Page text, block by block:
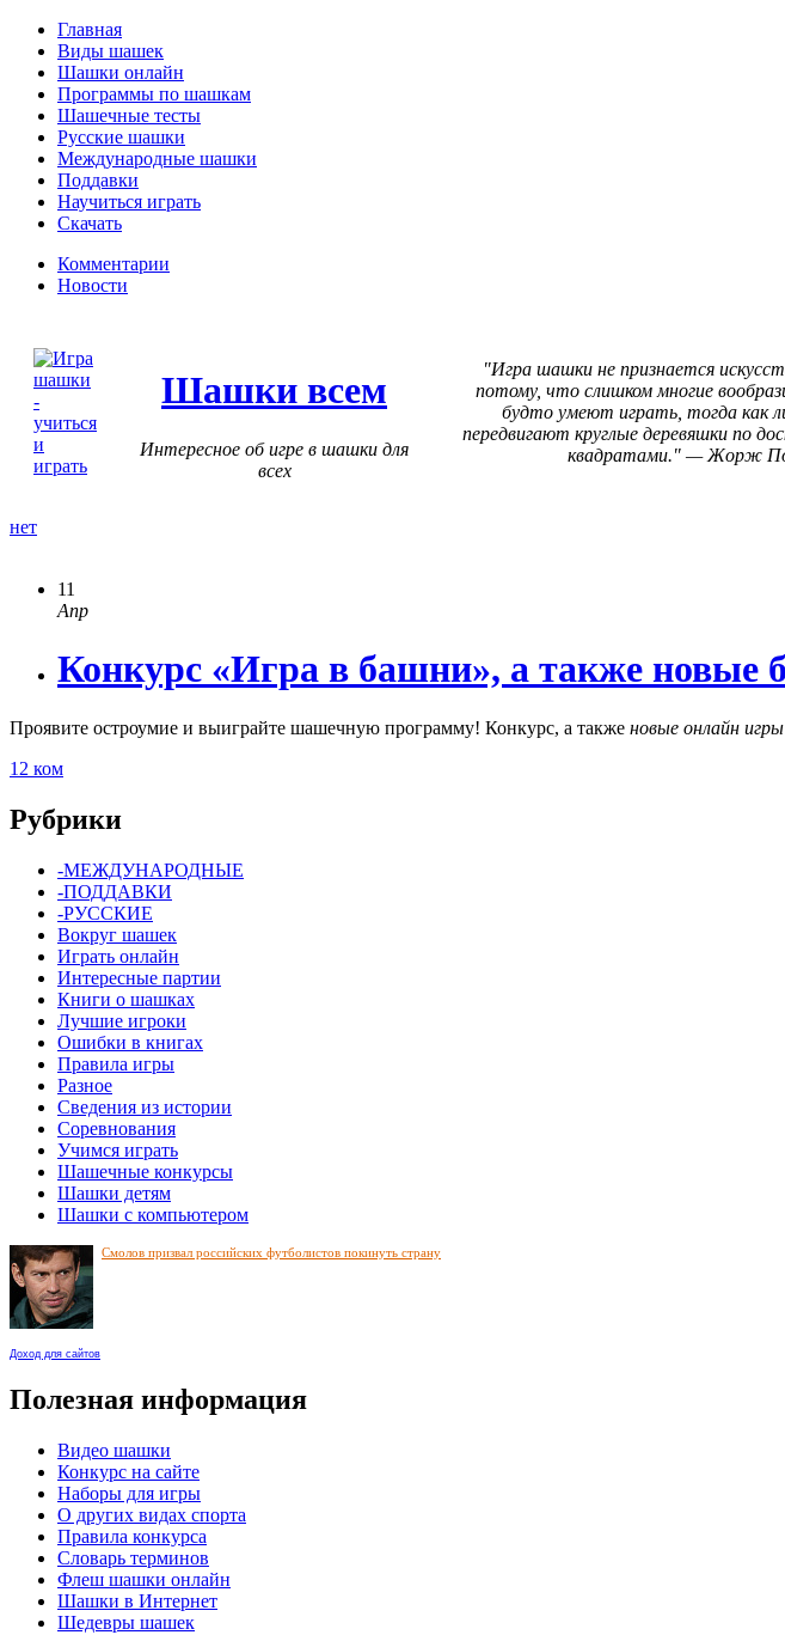
Главная
Виды шашек
Шашки онлайн
Программы по шашкам
Шашечные тесты
Русские шашки
Международные шашки
Поддавки
Научиться играть
Скачать
Комментарии
Новости
Шашки всем
Интересное об игре в шашки для
всех
Игра шашки не признается
потому, что слишком многие
будто умеют играть, тогда как
передвигают круглые деревяшки по
квадратами.
— Жорж
нет
11
Апр
Конкурс «Игра в башни», а также новые
Проявите остроумие и выиграйте шашечную программу! Конкурс, а также новые онлайн
12 ком
Рубрики
-МЕЖДУНАРОДНЫЕ
-ПОДДАВКИ
-РУССКИЕ
Вокруг шашек
Играть онлайн
Интересные партии
Книги о шашках
Лучшие игроки
Ошибки в книгах
Правила игры
Разное
Сведения из истории
Соревнования
Учимся играть
Шашечные конкурсы
Шашки детям
Шашки с компьютером
Смолов призвал российских футболистов покинуть страну
Доход для сайтов
Полезная информация
Видео шашки
Конкурс на сайте
Наборы для игры
О других видах спорта
Правила конкурса
Словарь терминов
Флеш шашки онлайн
Шашки в Интернет
Шедевры шашек